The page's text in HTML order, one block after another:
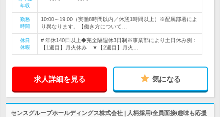
年収
勤務
時間
10:00～19:00（実働8時間以内／休憩1時間以上）※配属部署によ
り異なります。【働き方について…
休日
休暇
# 年休140日以上◆完全隔週休3日制※事業部により土日休み例：
【1週目】月火休み ▼【2週目】月火…
求人詳細を見る 気になる
センスグループホールディングス株式会社 | 人柄採用/全員面接/趣味も応援